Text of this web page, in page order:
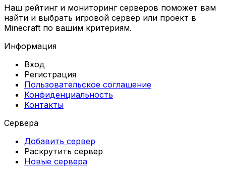
Наш рейтинг и мониторинг серверов поможет вам
найти и выбрать игровой сервер или проект в
Minecraft по вашим критериям.
Информация
Вход
Регистрация
Пользовательское соглашение
Конфиденциальность
Контакты
Сервера
Добавить сервер
Раскрутить сервер
Новые сервера